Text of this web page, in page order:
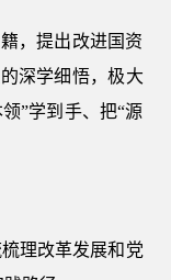
，提出改进国资
深学细悟，极大
”学到手、把“源
理改革发展和党